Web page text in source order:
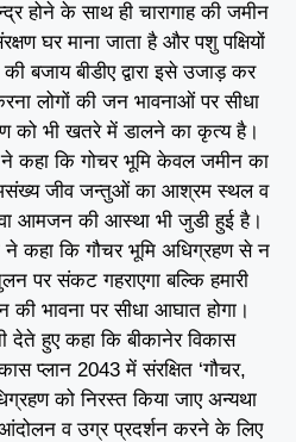
होने के साथ ही चारागाह की जमीन
घर माना जाता है और पशु पक्षियों
बजाय बीडीए द्वारा इसे उजाड़ कर
लोगों की जन भावनाओं पर सीधा
को भी खतरे में डालने का कृत्य है।
ने कहा कि गोचर भूमि केवल जमीन का
असंख्य जीव जन्तुओं का आश्रम स्थल व
आमजन की आस्था भी जुडी हुई है।
ने कहा कि गौचर भूमि अधिग्रहण से न
पर संकट गहराएगा बल्कि हमारी
भावना पर सीधा आघात होगा।
देते हुए कहा कि बीकानेर विकास
प्लान 2043 में संरक्षित ‘गौचर,
को निरस्त किया जाए अन्यथा
व उग्र प्रदर्शन करने के लिए